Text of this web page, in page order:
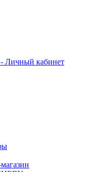
Личный кабинет